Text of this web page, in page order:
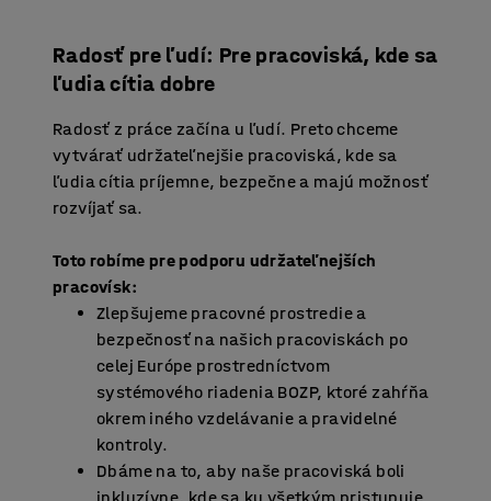
Radosť pre ľudí: Pre pracoviská, kde sa
ľudia cítia dobre
Radosť z práce začína u ľudí. Preto chceme
vytvárať udržateľnejšie pracoviská, kde sa
ľudia cítia príjemne, bezpečne a majú možnosť
rozvíjať sa.
Toto robíme pre podporu udržateľnejších
pracovísk:
Zlepšujeme pracovné prostredie a
bezpečnosť na našich pracoviskách po
celej Európe prostredníctvom
systémového riadenia BOZP, ktoré zahŕňa
okrem iného vzdelávanie a pravidelné
kontroly.
Dbáme na to, aby naše pracoviská boli